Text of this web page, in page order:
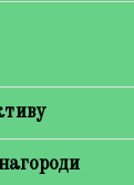
Михайлівна